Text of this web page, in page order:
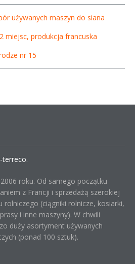
używanych maszyn do siana
miejsc, produkcja francuska
nr 15
terreco.
roku. Od samego początku
z Francji i sprzedażą szerokiej
rolniczego (ciągniki rolnicze, kosiarki,
i inne maszyny). W chwili
duży asortyment używanych
(ponad 100 sztuk).